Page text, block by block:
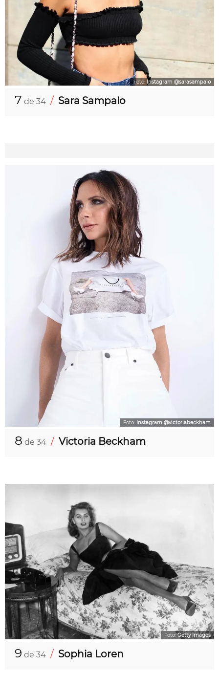
Foto: Instagram @sarasampaio
7 de 34 / Sara Sampaio
Foto: Instagram @victoriabeckham
8 de 34 / Victoria Beckham
Foto:Getty Images
9 de 34 / Sophia Loren